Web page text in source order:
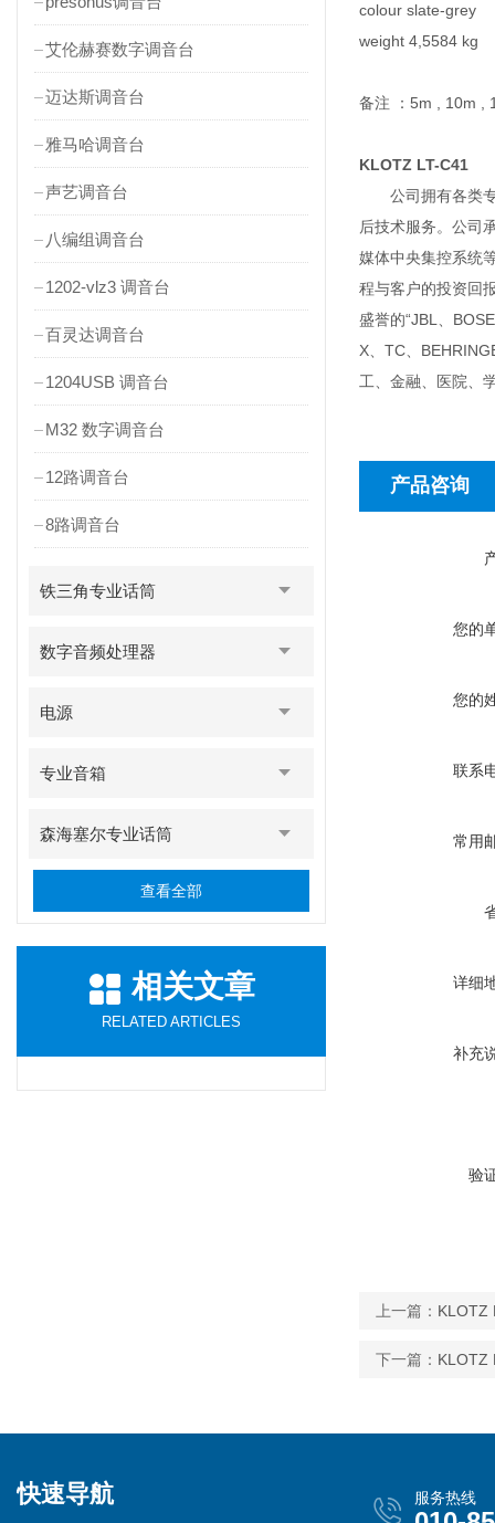
艾伦赫赛数字调音台
迈达斯调音台
雅马哈调音台
声艺调音台
八编组调音台
1202-vlz3 调音台
百灵达调音台
1204USB 调音台
M32 数字调音台
12路调音台
8路调音台
铁三角专业话筒
数字音频处理器
电源
专业音箱
森海塞尔专业话筒
查看全部
相关文章
RELATED ARTICLES
colour slate-grey
weight 4,5584 kg
备注 ：5m , 10m ,
KLOTZ LT-C41
公司拥有各类专
后技术服务。公司
媒体中央集控系统
程与客户的投资回
盛誉的“JBL、
X、TC、
工、金融、医院、
产品咨询
您的
您的
联系
常用
详细
补充
验
上一篇： KLOTZ
下一篇： KLOTZ
快速导航 服务热线